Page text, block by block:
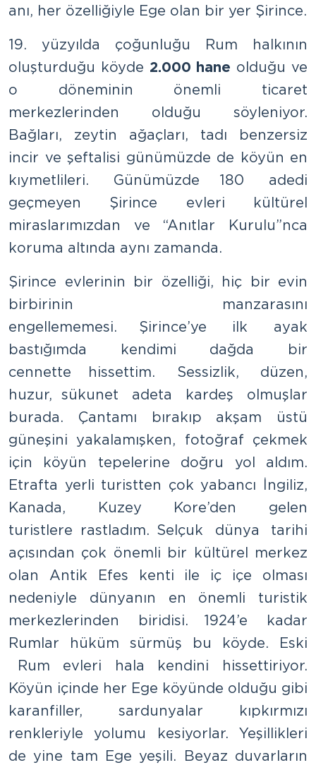
anı, her özelliğiyle Ege olan bir yer Şirince.
19. yüzyılda çoğunluğu Rum halkının
oluşturduğu köyde 2.000 hane olduğu ve
o döneminin önemli ticaret
merkezlerinden olduğu söyleniyor.
Bağları, zeytin ağaçları, tadı benzersiz
incir ve şeftalisi günümüzde de köyün en
kıymetlileri. Günümüzde 180 adedi
geçmeyen Şirince evleri kültürel
miraslarımızdan ve “Anıtlar Kurulu”nca
koruma altında aynı zamanda.
Şirince evlerinin bir özelliği, hiç bir evin
birbirinin manzarasını
engellememesi. Şirince’ye ilk ayak
bastığımda kendimi dağda bir
cennette hissettim. Sessizlik, düzen,
huzur, sükunet adeta kardeş olmuşlar
burada. Çantamı bırakıp akşam üstü
güneşini yakalamışken, fotoğraf çekmek
için köyün tepelerine doğru yol aldım.
Etrafta yerli turistten çok yabancı İngiliz,
Kanada, Kuzey Kore’den gelen
turistlere rastladım. Selçuk dünya tarihi
açısından çok önemli bir kültürel merkez
olan Antik Efes kenti ile iç içe olması
nedeniyle dünyanın en önemli turistik
merkezlerinden biridisi. 1924’e kadar
Rumlar hüküm sürmüş bu köyde. Eski
Rum evleri hala kendini hissettiriyor.
Köyün içinde her Ege köyünde olduğu gibi
karanfiller, sardunyalar kıpkırmızı
renkleriyle yolumu kesiyorlar. Yeşillikleri
de yine tam Ege yeşili. Beyaz duvarların